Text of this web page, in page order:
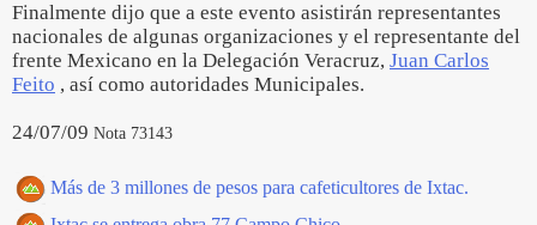
Finalmente dijo que a este evento asistirán representantes
nacionales de algunas organizaciones y el representante del
frente Mexicano en la Delegación Veracruz, Juan Carlos
Feito , así como autoridades Municipales.
24/07/09 Nota 73143
Más de 3 millones de pesos para cafeticultores de Ixtac.